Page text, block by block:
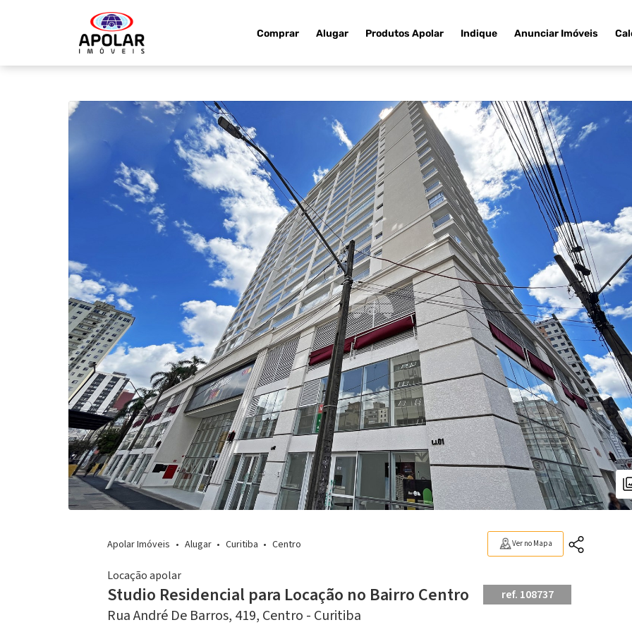
Comprar Alugar Produtos Apolar Indique Anunciar Imóveis
Apolar Imóveis Alugar Curitiba Centro Ver no Mapa
Locação apolar
Studio Residencial para Locação no Bairro Centro ref. 108737
Rua André De Barros, 419, Centro - Curitiba